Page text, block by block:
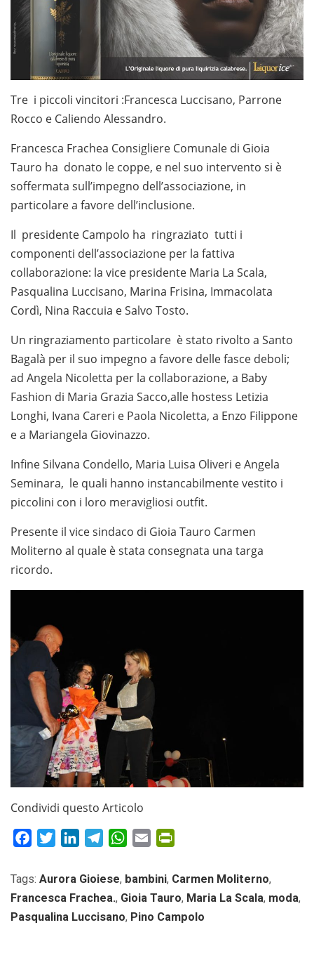
Tre i piccoli vincitori :Francesca Luccisano, Parrone
Rocco e Caliendo Alessandro.
Francesca Frachea Consigliere Comunale di Gioia
Tauro ha donato le coppe, e nel suo intervento si è
soffermata sull’impegno dell’associazione, in
particolare a favore dell’inclusione.
Il presidente Campolo ha ringraziato tutti i
componenti dell’associazione per la fattiva
collaborazione: la vice presidente Maria La Scala,
Pasqualina Luccisano, Marina Frisina, Immacolata
Cordì, Nina Raccuia e Salvo Tosto.
Un ringraziamento particolare è stato rivolto a Santo
Bagalà per il suo impegno a favore delle fasce deboli;
ad Angela Nicoletta per la collaborazione, a Baby
Fashion di Maria Grazia Sacco,alle hostess Letizia
Longhi, Ivana Careri e Paola Nicoletta, a Enzo Filippone
e a Mariangela Giovinazzo.
Infine Silvana Condello, Maria Luisa Oliveri e Angela
Seminara, le quali hanno instancabilmente vestito i
piccolini con i loro meravigliosi outfit.
Presente il vice sindaco di Gioia Tauro Carmen
Moliterno al quale è stata consegnata una targa
ricordo.
Condividi questo Articolo
FacebookTwitterLinkedInTelegramWhatsApp
Email
Tags: Aurora Gioiese, bambini, Carmen Moliterno,
Francesca Frachea., Gioia Tauro, Maria La Scala, moda,
Pasqualina Luccisano, Pino Campolo